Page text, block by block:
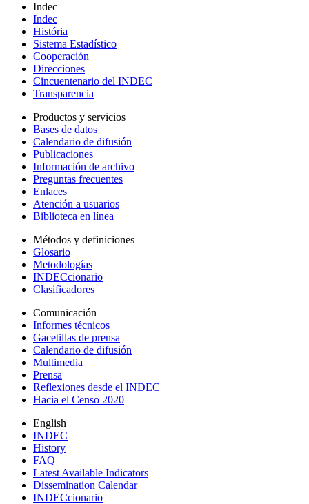
Indec
Indec
História
Sistema Estadístico
Cooperación
Direcciones
Cincuentenario del INDEC
Transparencia
Productos y servicios
Bases de datos
Calendario de difusión
Publicaciones
Información de archivo
Preguntas frecuentes
Enlaces
Atención a usuarios
Biblioteca en línea
Métodos y definiciones
Glosario
Metodologías
INDECcionario
Clasificadores
Comunicación
Informes técnicos
Gacetillas de prensa
Calendario de difusión
Multimedia
Prensa
Reflexiones desde el INDEC
Hacia el Censo 2020
English
INDEC
History
FAQ
Latest Available Indicators
Dissemination Calendar
INDECcionario